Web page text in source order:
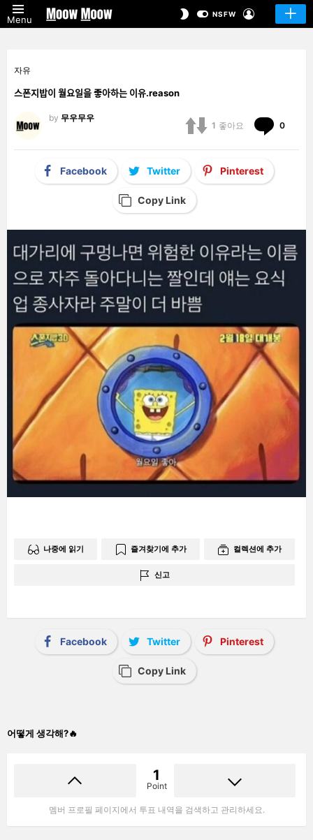
Menu
SWITCHNSFW
자유
스폰지밥이 월요일을 좋아하는 이유.reason
by 무우무우
1 좋아요 0
Facebook Twitter Pinterest
Copy Link
나중에 읽기 즐겨찾기에 추가 컬렉션에 추가
신고
Facebook Twitter Pinterest
Copy Link
어떻게 생각해?🔥
1
Point
멤버 프로필 페이지에서 투표 내역을 검색하고 관리하세요.